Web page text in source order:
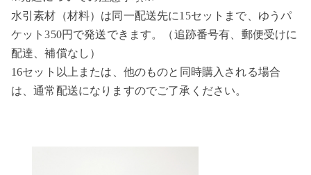
水引素材（材料）は同一配送先に15セットまで、ゆうパ
ケット350円で発送できます。（追跡番号有、郵便受けに
配達、補償なし）
16セット以上または、他のものと同時購入される場合
は、通常配送になりますのでご了承ください。